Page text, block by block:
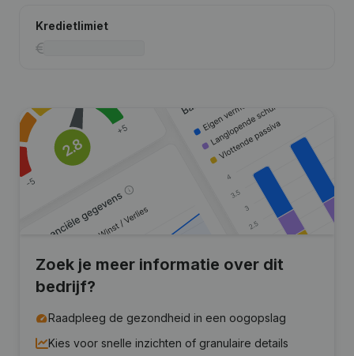
Kredietlimiet
Zoek je meer informatie over dit
bedrijf?
Raadpleeg de gezondheid in een oogopslag
Kies voor snelle inzichten of granulaire details